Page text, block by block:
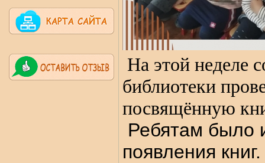
На этой неделе
библиотеки
посвящённую
Ребятам было
появления книг.